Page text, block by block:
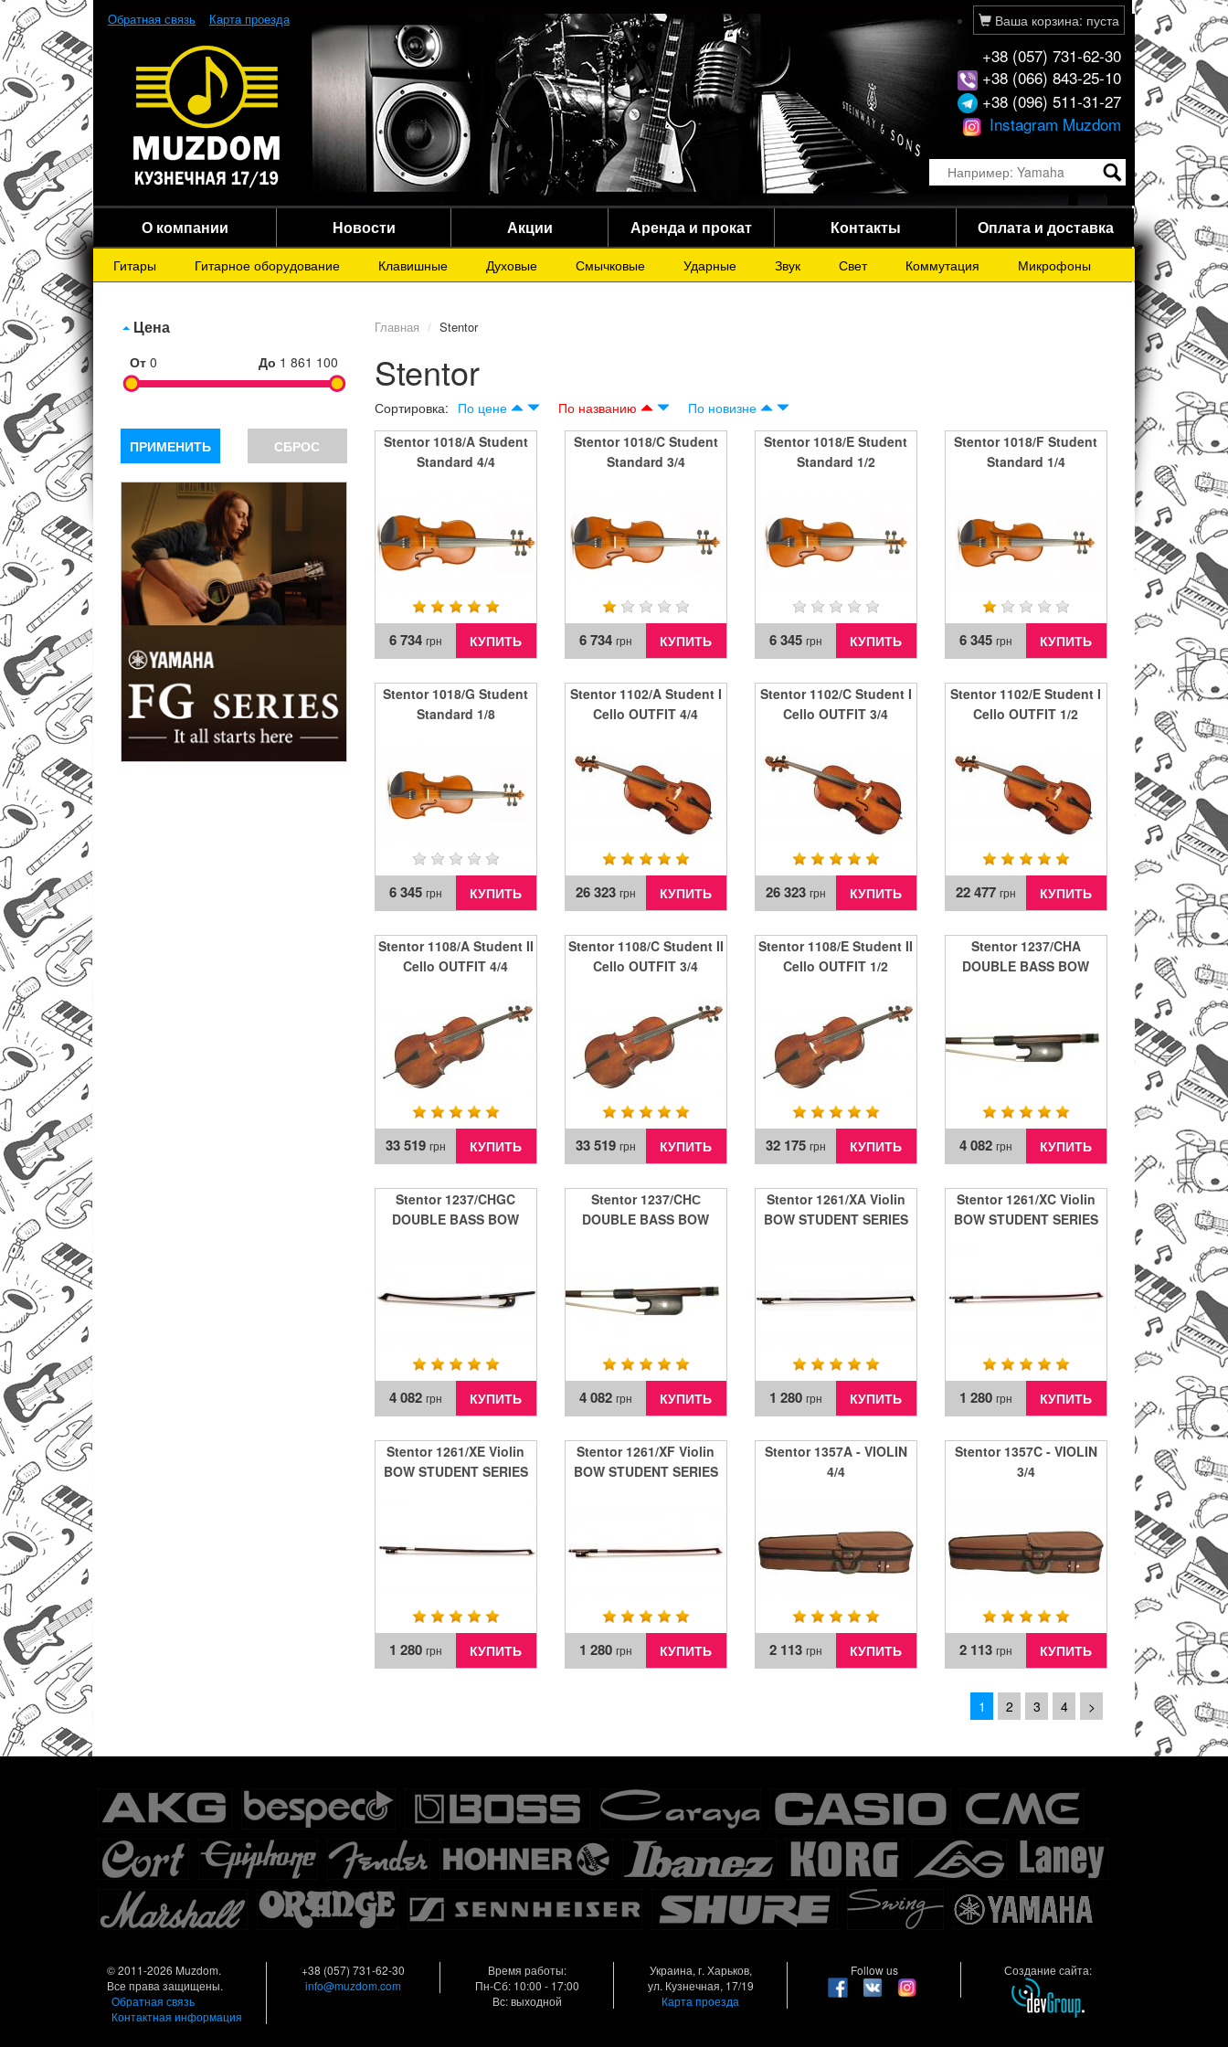
Обратная связь Карта проезда Ваша корзина: пуста
+38 (057) 731-62-30
+38 (066) 843-25-10
+38 (096) 511-31-27
Instagram Muzdom
О компании Новости Акции Аренда и прокат Контакты Оплата и доставка
Гитары Гитарное оборудование Клавишные Духовые Смычковые Ударные Звук Свет Коммутация Микрофоны
Цена
От 0 До 1 861 100
ПРИМЕНИТЬ СБРОС
Главная Stentor
Stentor
Сортировка: По цене По названию
По новизне
Stentor 1018/A Student
Standard 4/4
6 734 грн КУПИТЬ
Stentor 1018/C Student
Standard 3/4
6 734 грн КУПИТЬ
Stentor 1018/E Student
Standard 1/2
6 345 грн КУПИТЬ
Stentor 1018/F Student
Standard 1/4
6 345 грн КУПИТЬ
Stentor 1018/G Student
Standard 1/8
6 345 грн КУПИТЬ
Stentor 1102/A Student I
Cello OUTFIT 4/4
26 323 грн КУПИТЬ
Stentor 1102/C Student I
Cello OUTFIT 3/4
26 323 грн КУПИТЬ
Stentor 1102/E Student I
Cello OUTFIT 1/2
22 477 грн КУПИТЬ
Stentor 1108/A Student II
Cello OUTFIT 4/4
33 519 грн КУПИТЬ
Stentor 1108/C Student II
Cello OUTFIT 3/4
33 519 грн КУПИТЬ
Stentor 1108/E Student II
Cello OUTFIT 1/2
32 175 грн КУПИТЬ
Stentor 1237/CHA
DOUBLE BASS BOW
4 082 грн КУПИТЬ
Stentor 1237/CHGC
DOUBLE BASS BOW
4 082 грн КУПИТЬ
Stentor 1237/CHС
DOUBLE BASS BOW
4 082 грн КУПИТЬ
Stentor 1261/XA Violin
BOW STUDENT SERIES
1 280 грн КУПИТЬ
Stentor 1261/XC Violin
BOW STUDENT SERIES
1 280 грн КУПИТЬ
Stentor 1261/XE Violin
BOW STUDENT SERIES
1 280 грн КУПИТЬ
Stentor 1261/XF Violin
BOW STUDENT SERIES
1 280 грн КУПИТЬ
Stentor 1357A - VIOLIN
4/4
2 113 грн КУПИТЬ
Stentor 1357C - VIOLIN
3/4
2 113 грн КУПИТЬ
1 2 3 4 >
© 2011-2026 Muzdom.
Все права защищены.
Обратная связь
Контактная информация
+38 (057) 731-62-30
info@muzdom.com
Время работы:
Пн-Сб: 10:00 - 17:00
Вс: выходной
Украина, г. Харьков,
ул. Кузнечная, 17/19
Карта проезда
Follow us Создание сайта: